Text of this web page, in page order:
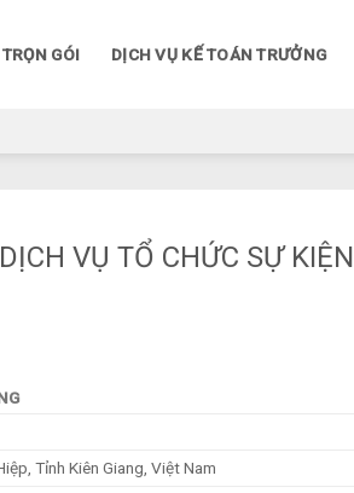
GÓI DỊCH VỤ KẾ TOÁN TRƯỞNG
VỤ TỔ CHỨC SỰ KIỆN
Tỉnh Kiên Giang, Việt Nam